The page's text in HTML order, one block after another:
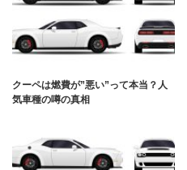
クーペは燃費が”悪い”って本当？人
気車種の噂の真相